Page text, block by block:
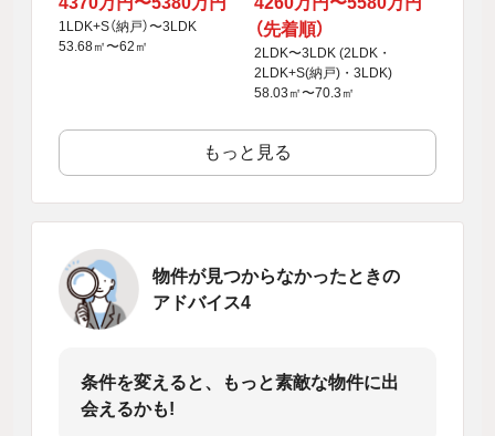
1LDK+S（納戸）〜3LDK
53.68㎡〜62㎡
（先着順）
2LDK〜3LDK (2LDK・
2LDK+S(納戸)・3LDK)
58.03㎡〜70.3㎡
もっと見る
物件が見つからなかったときの
アドバイス4
条件を変えると、もっと素敵な物件に出
会えるかも!